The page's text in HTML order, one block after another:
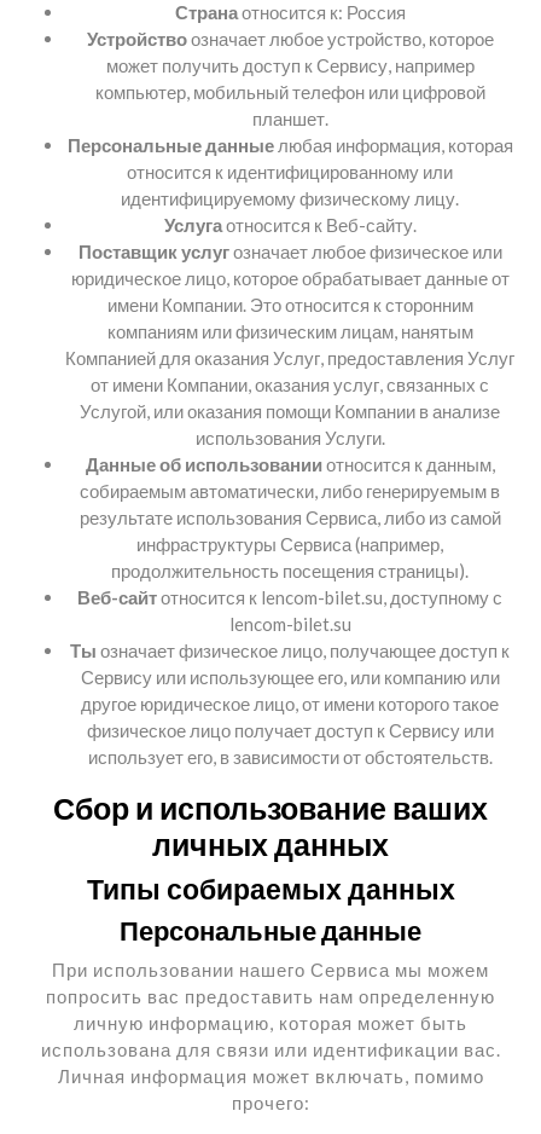
Странаотносится к: Россия
Устройствоозначает любое устройство, которое
может получить доступ к Сервису, например
компьютер, мобильный телефон или цифровой
планшет.
Персональные данныелюбая информация, которая
относится к идентифицированному или
идентифицируемому физическому лицу.
Услугаотносится к Веб-сайту.
Поставщик услугозначает любое физическое или
юридическое лицо, которое обрабатывает данные от
имени Компании. Это относится к сторонним
компаниям или физическим лицам, нанятым
Компанией для оказания Услуг, предоставления Услуг
от имени Компании, оказания услуг, связанных с
Услугой, или оказания помощи Компании в анализе
использования Услуги.
Данные об использованииотносится к данным,
собираемым автоматически, либо генерируемым в
результате использования Сервиса, либо из самой
инфраструктуры Сервиса (например,
продолжительность посещения страницы).
Веб-сайтотносится к lencom-bilet.su, доступному с
lencom-bilet.su
Ты означает физическое лицо, получающее доступ к
Сервису или использующее его, или компанию или
другое юридическое лицо, от имени которого такое
физическое лицо получает доступ к Сервису или
использует его, в зависимости от обстоятельств.
Сбор и использование ваших
личных данных
Типы собираемых данных
Персональные данные
При использовании нашего Сервиса мы можем
попросить вас предоставить нам определенную
личную информацию, которая может быть
использована для связи или идентификации вас.
Личная информация может включать, помимо
прочего: